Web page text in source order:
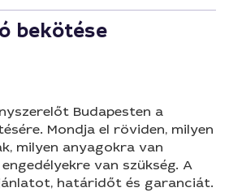
bekötése
Budapesten a
Mondja el röviden, milyen
milyen anyagokra van
van szükség. A
határidőt és garanciát.